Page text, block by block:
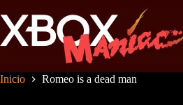
al
contenido
Inicio Romeo is a dead man